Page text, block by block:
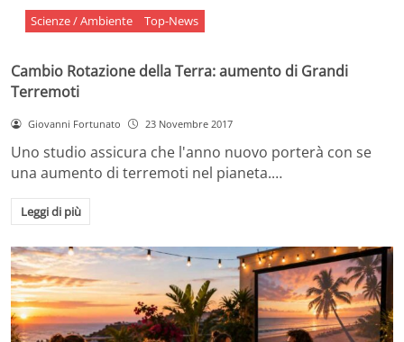
Scienze / Ambiente Top-News
Cambio Rotazione della Terra: aumento di Grandi
Terremoti
Giovanni Fortunato 23 Novembre 2017
Uno studio assicura che l'anno nuovo porterà con se
una aumento di terremoti nel pianeta.…
Leggi di più